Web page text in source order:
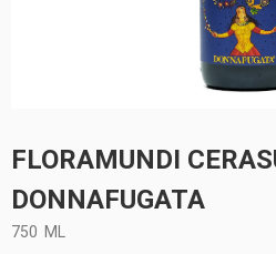
FLORAMUNDI
DONNAFUGATA
750 ML